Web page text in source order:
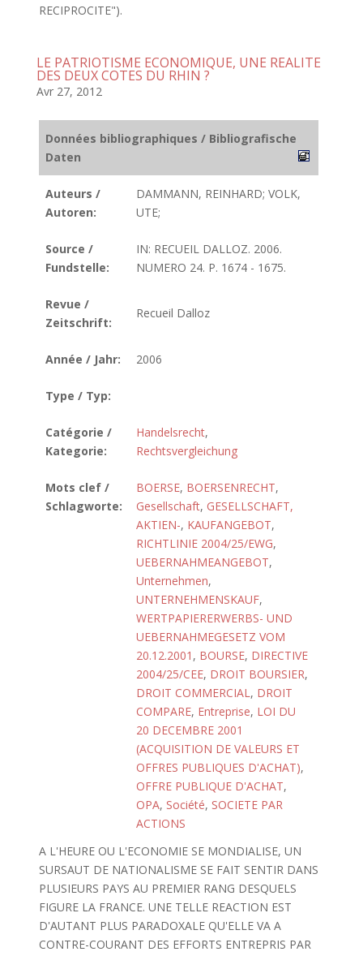
RECIPROCITE").
LE PATRIOTISME ECONOMIQUE, UNE REALITE
DES DEUX COTES DU RHIN ?
Avr 27, 2012
Données bibliographiques / Bibliografische
Daten
Auteurs /
Autoren:
DAMMANN, REINHARD; VOLK,
UTE;
Source /
Fundstelle:
IN: RECUEIL DALLOZ. 2006.
NUMERO 24. P. 1674 - 1675.
Revue /
Zeitschrift:
Recueil Dalloz
Année / Jahr: 2006
Type / Typ:
Catégorie /
Kategorie:
Handelsrecht,
Rechtsvergleichung
Mots clef /
Schlagworte:
BOERSE, BOERSENRECHT,
Gesellschaft, GESELLSCHAFT,
AKTIEN-, KAUFANGEBOT,
RICHTLINIE 2004/25/EWG,
UEBERNAHMEANGEBOT,
Unternehmen,
UNTERNEHMENSKAUF,
WERTPAPIERERWERBS- UND
UEBERNAHMEGESETZ VOM
20.12.2001 , BOURSE, DIRECTIVE
2004/25/CEE, DROIT BOURSIER,
DROIT COMMERCIAL, DROIT
COMPARE, Entreprise, LOI DU
20 DECEMBRE 2001
(ACQUISITION DE VALEURS ET
OFFRES PUBLIQUES D'ACHAT),
OFFRE PUBLIQUE D'ACHAT,
OPA, Société, SOCIETE PAR
ACTIONS
A L'HEURE OU L'ECONOMIE SE MONDIALISE, UN
SURSAUT DE NATIONALISME SE FAIT SENTIR DANS
PLUSIEURS PAYS AU PREMIER RANG DESQUELS
FIGURE LA FRANCE. UNE TELLE REACTION EST
D'AUTANT PLUS PARADOXALE QU'ELLE VA A
CONTRE-COURANT DES EFFORTS ENTREPRIS PAR